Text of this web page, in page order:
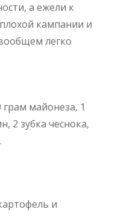
а ежели к
кампании и
легко
майонеза, 1
2 зубка чеснока,
и